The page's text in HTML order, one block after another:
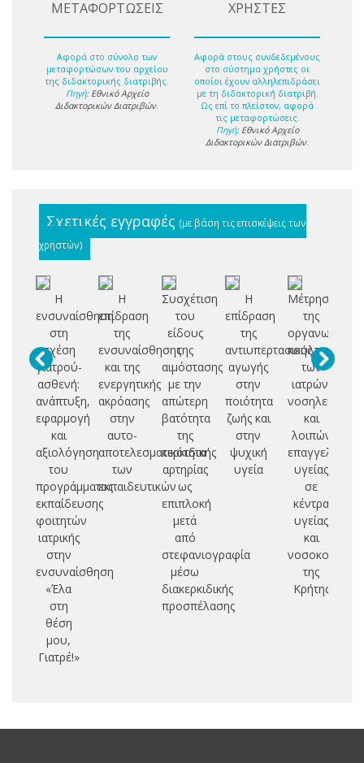
ΜΕΤΑΦΟΡΤΩΣΕΙΣ
Αφορά στο σύνολο των
μεταφορτώσων του αρχείου
της διδακτορικής διατριβής.
Πηγή: Εθνικό Αρχείο
Διδακτορικών Διατριβών.
ΧΡΗΣΤΕΣ
Αφορά στους συνδεδεμένους
στο σύστημα χρήστες οι
οποίοι έχουν αλληλεπιδράσει
με τη διδακτορική διατριβή.
Ως επί το πλείστον, αφορά
τις μεταφορτώσεις.
Πηγή: Εθνικό Αρχείο
Διδακτορικών Διατριβών.
Σχετικές εγγραφές (με βάση τις επισκέψεις των
χρηστών)
Η
ενσυναίσθηση
στη
σχέση
γιατρού-
ασθενή:
ανάπτυξη,
εφαρμογή
και
αξιολόγηση
του
προγράμματος
εκπαίδευσης
φοιτητών
ιατρικής
στην
ενσυναίσθηση
«Έλα
στη
θέση
μου,
Γιατρέ!»
Η
επίδραση
της
ενσυναίσθησης
και της
ενεργητικής
ακρόασης
στην
αυτο-
αποτελεσματικότητα
των
εκπαιδευτικών
Συσχέτιση
του
είδους
της
αιμόστασης
με την
απώτερη
βατότητα
της
κερκιδικής
αρτηρίας
ως
επιπλοκή
μετά
από
στεφανιογραφία
μέσω
διακερκιδικής
προσπέλασης
Η
επίδραση
της
αντιυπερτασικής
αγωγής
στην
ποιότητα
ζωής και
στην
ψυχική
υγεία
Μέτρηση
της
οργανωσιακής
κουλτούρας
των
ιατρών,
νοσηλευτών
και
λοιπών
υγείας
σε
κέντρα
υγείας
και
νοσοκομεία
της
Κρήτης